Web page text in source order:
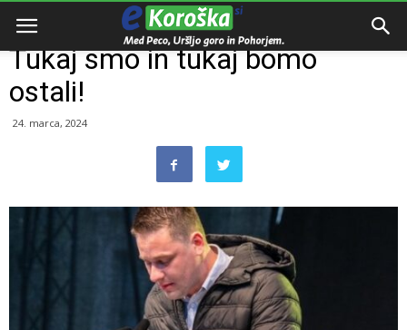
Domov
Tukaj smo in tukaj bomo
ostali!
24. marca, 2024